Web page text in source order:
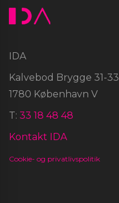
IDA
Kalvebod Brygge 31-33
1780 København V
T: 33 18 48 48
Kontakt IDA
Cookie- og privatlivspolitik